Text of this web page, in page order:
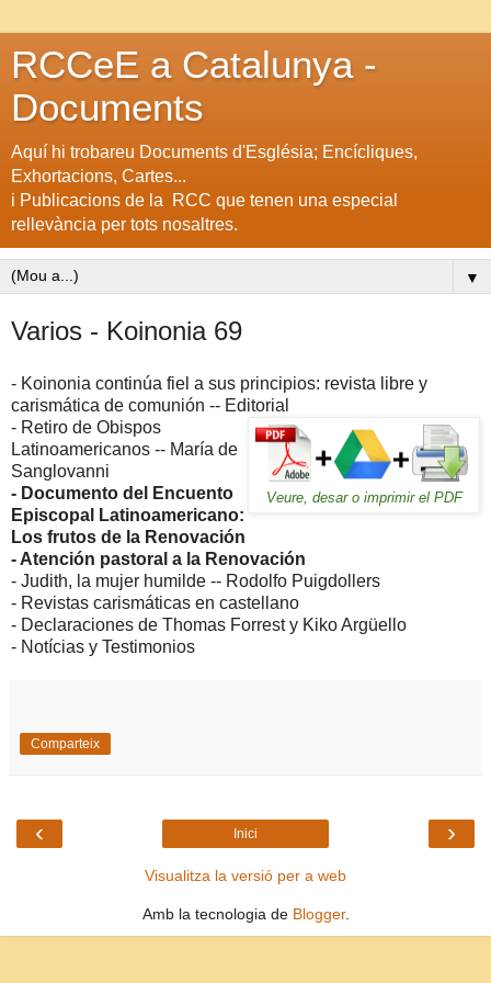
RCCeE a Catalunya -
Documents
Aquí hi trobareu Documents d'Església; Encícliques,
Exhortacions, Cartes...
i Publicacions de la RCC que tenen una especial
rellevància per tots nosaltres.
▼
Varios - Koinonia 69
- Koinonia continúa fiel a sus principios: revista libre y
carismática de comunión -- Editorial
Veure, desar o imprimir el PDF
- Retiro de Obispos
Latinoamericanos -- María de
Sanglovanni
- Documento del Encuento
Episcopal Latinoamericano:
Los frutos de la Renovación
- Atención pastoral a la Renovación
- Judith, la mujer humilde -- Rodolfo Puigdollers
- Revistas carismáticas en castellano
- Declaraciones de Thomas Forrest y Kiko Argüello
- Notícias y Testimonios
Comparteix
‹ ›
Inici
Visualitza la versió per a web
Amb la tecnologia de Blogger.